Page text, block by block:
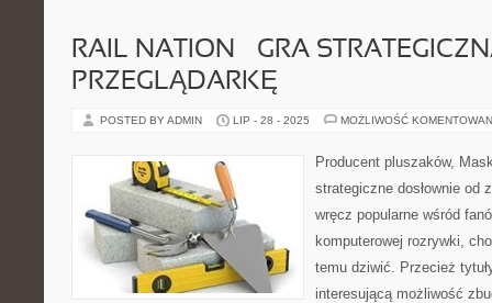
RAIL NATION – GRA
PRZEGLĄDARKĘ
POSTED BY ADMIN LIP - 28 - 2025 MOŻLIWOŚĆ
Producent pluszaków,
strategiczne dosłownie od
wręcz popularne wśród
komputerowej rozrywki,
temu dziwić. Przecież
interesującą możliwość